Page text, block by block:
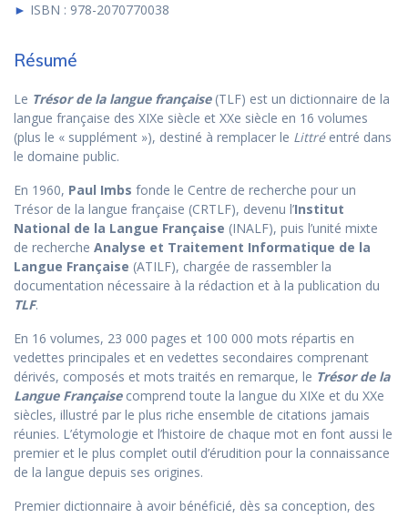
► ISBN : 978-2070770038
Résumé
Le Trésor de la langue française(TLF) est un dictionnaire de la
langue française des XIXe siècle et XXe siècle en 16 volumes
(plus le « supplément »), destiné à remplacer le Littréentré dans
le domaine public.
En 1960, Paul Imbs fonde le Centre de recherche pour un
Trésor de la langue française (CRTLF), devenu l’Institut
National de la Langue Française (INALF), puis l’unité mixte
de recherche Analyse et Traitement Informatique de la
Langue Française (ATILF), chargée de rassembler la
documentation nécessaire à la rédaction et à la publication du
TLF.
En 16 volumes, 23 000 pages et 100 000 mots répartis en
vedettes principales et en vedettes secondaires comprenant
dérivés, composés et mots traités en remarque, le Trésor de la
Langue Françaisecomprend toute la langue du XIXe et du XXe
siècles, illustré par le plus riche ensemble de citations jamais
réunies. L’étymologie et l’histoire de chaque mot en font aussi le
premier et le plus complet outil d’érudition pour la connaissance
de la langue depuis ses origines.
Premier dictionnaire à avoir bénéficié, dès sa conception, des